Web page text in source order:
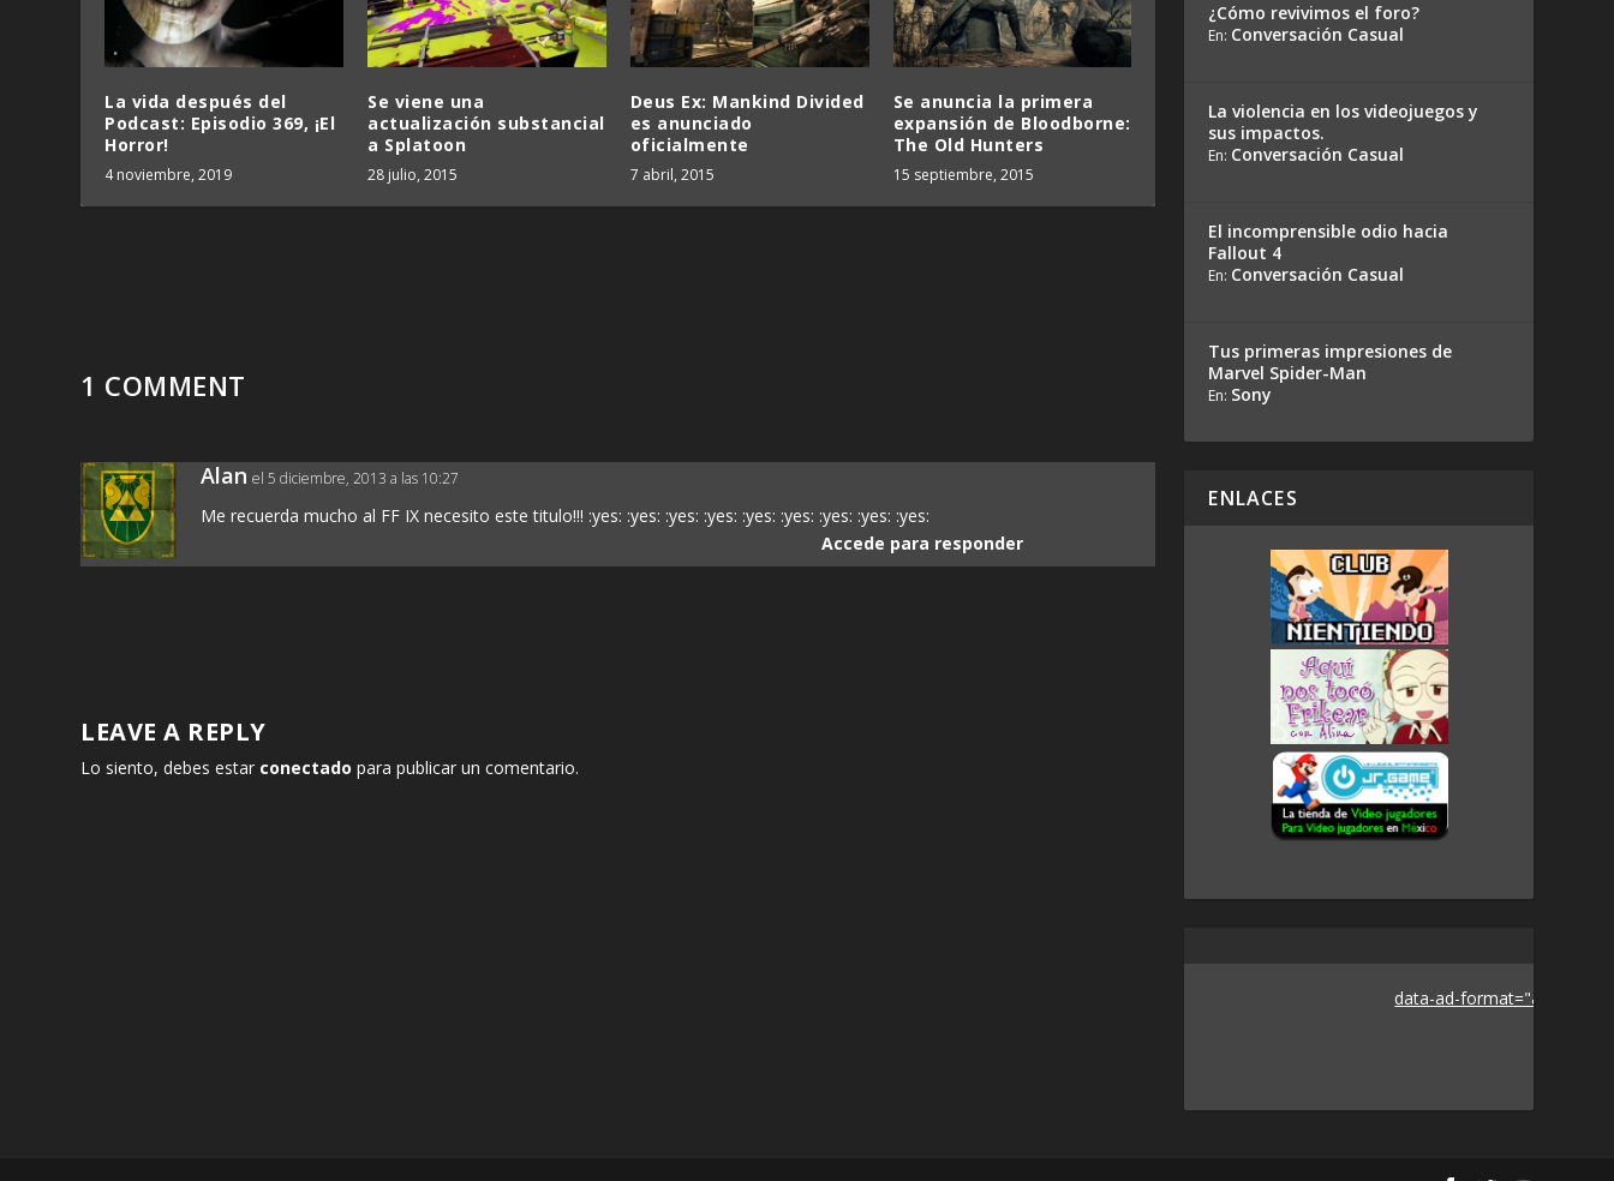
La vida después del
Podcast: Episodio 369, ¡El
Horror!
4 noviembre, 2019
Se viene una
actualización substancial
a Splatoon
28 julio, 2015
Deus Ex: Mankind Divided
es anunciado
oficialmente
7 abril, 2015
Se anuncia la primera
expansión de Bloodborne:
The Old Hunters
15 septiembre, 2015
1 COMMENT
Alan el 5 diciembre, 2013 a las 10:27
Me recuerda mucho al FF IX necesito este titulo!!! :yes: :yes: :yes: :yes: :yes: :yes: :yes: :yes: :yes:
Accede para responder
LEAVE A REPLY
Lo siento, debes estar conectado para publicar un comentario.
¿Cómo revivimos el foro?
En: Conversación Casual
La violencia en los videojuegos y
sus impactos.
En: Conversación Casual
El incomprensible odio hacia
Fallout 4
En: Conversación Casual
Tus primeras impresiones de
Marvel Spider-Man
En: Sony
ENLACES
data-ad-format="auto">